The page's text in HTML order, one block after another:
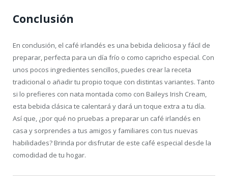
Conclusión
En conclusión, el café irlandés es una bebida deliciosa y fácil de
preparar, perfecta para un día frío o como capricho especial. Con
unos pocos ingredientes sencillos, puedes crear la receta
tradicional o añadir tu propio toque con distintas variantes. Tanto
si lo prefieres con nata montada como con Baileys Irish Cream,
esta bebida clásica te calentará y dará un toque extra a tu día.
Así que, ¿por qué no pruebas a preparar un café irlandés en
casa y sorprendes a tus amigos y familiares con tus nuevas
habilidades? Brinda por disfrutar de este café especial desde la
comodidad de tu hogar.